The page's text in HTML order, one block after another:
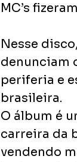
MC’s
Nesse
denunciam
periferia e
brasileira.
O álbum é
carreira da
vendendo